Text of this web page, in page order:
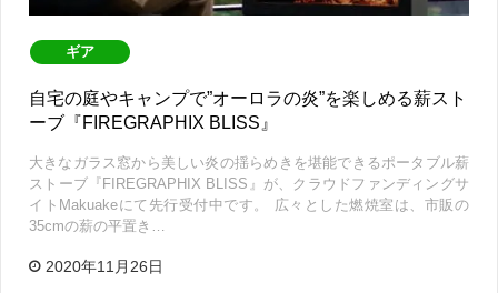
ギア
自宅の庭やキャンプで”オーロラの炎”を楽しめる薪スト
ーブ『FIREGRAPHIX BLISS』
大きなガラス窓から美しい炎の揺らめきを堪能できるポータブル薪
ストーブ『FIREGRAPHIX BLISS』が、クラウドファンディングサ
イトMakuakeにて先行受付中です。 広々とした燃焼室は、市販の
35cmの薪の平置き…
2020年11月26日